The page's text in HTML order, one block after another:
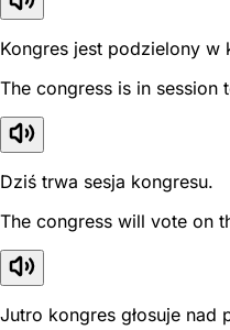
Kongres jest podzielony w
The congress is in session
Dziś trwa sesja kongresu.
The congress will vote on
Jutro kongres głosuje nad